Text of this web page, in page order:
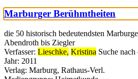
Marburger Berühmtheiten
die 50 historisch bedeutendsten
Abendroth bis Ziegler
Verfasser: Lieschke, Kristina Suche nach
Jahr: 2011
Verlag: Marburg, Rathaus-Verl.